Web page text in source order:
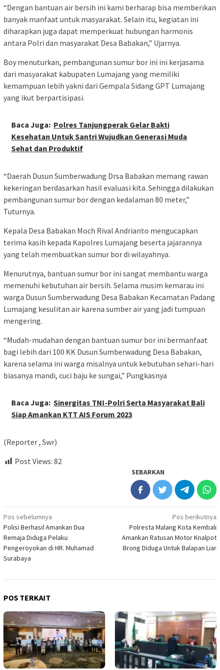
“Dengan bantuan air bersih ini kami berharap bisa memberikan
banyak manfaat untuk masyarakat. Selain itu, kegiatan ini
diharapkan juga dapat memperkuat hubungan harmonis
antara Polri dan masyarakat Desa Babakan,” Ujarnya.
Boy menuturkan, pembangunan sumur bor ini ini kerjasama
dari masyarakat kabupaten Lumajang yang memiliki
kemampuan lebih yakni dari Gempala Sidang GPT Lumajang
yang ikut berpartisipasi.
Baca Juga: Polres Tanjungperak Gelar Bakti
Kesehatan Untuk Santri Wujudkan Generasi Muda
Sehat dan Produktif
“Daerah Dusun Sumberwadung Drsa Babakan memang rawan
kekeringan berdasarkan hasil evaluasi kita. Sehingga dilakukan
pembangunan sumur bor dengan kedalaman 80 meter,”
Tuturnya.
Kepala Desa Babakan Moch Rival Andrianto mengucapkan
terima kasih kepada Kapolres Lumajang beserta jajarannya
yang telah membuatkan sumur bor di wilayahnya.
Menurutnya, bantuan sumur bor ini sangat membantu warga
memenuhi kebutuhan air bersih. Selama musim kemarau ini
warga Dusun Sumberwadung Desa Babakan Kecamatan Padang
Lumajang kesulitan air karena sumber air yang jadi tumpuan
mengering.
“Mudah-mudahan dengan bantuan sumur bor ini bermanfaat
bagi lebih dari 100 KK Dusun Sumberwadung Desa Babakan,
karena selama ini warga misalnya untuk kebutuhan sehari-hari
biasanya mandi, cuci baju ke sungai,” Pungkasnya
Baca Juga: Sinergitas TNI-Polri Serta Masyarakat Bali
Siap Amankan KTT AIS Forum 2023
(Reporter , Swr)
Post Views: 82
SEBARKAN
Navigasi
pos
Pos sebelumnya
Polisi Berhasil Amankan Dua
Remaja Diduga Pelaku
Pengeroyokan di HR. Muhamad
Surabaya
Pos berikutnya
Polresta Malang Kota Kembali
Amankan Ratusan Motor Knalpot
Brong Diduga Untuk Balapan Liar
POS TERKAIT